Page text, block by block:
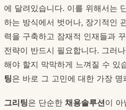
에 달려있습니다. 이를 위해서는
하는 방식에서 벗어나, 장기적인
력을 구축하고 잠재적 인재들과
전략이 반드시 필요합니다. 그러
해야 할지 막막하게 느껴질 수 있
팅은 바로 그 고민에 대한 가장
그리팅은 단순한 채용솔루션이 아